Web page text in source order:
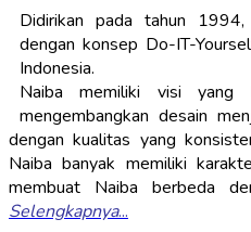
Didirikan pada tahun
dengan konsep Do-IT-
Indonesia.
Naiba memiliki visi yang
mengembangkan desain
dengan kualitas yang
Naiba banyak memiliki
membuat Naiba berbeda
Selengkapnya...